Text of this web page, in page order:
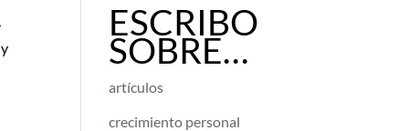
ESCRIBO
SOBRE…
artículos
crecimiento personal